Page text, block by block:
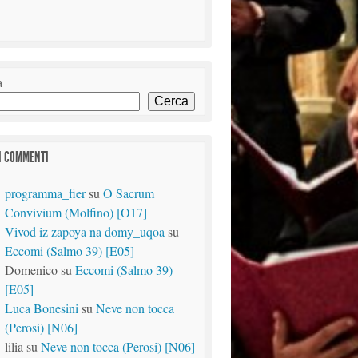
Cerca
programma_fiersuO Sacrum
Convivium (Molfino) [O17]
Vivod iz zapoya na domy_uqoa su
Eccomi (Salmo 39) [E05]
DomenicosuEccomi (Salmo 39)
[E05]
Luca Bonesini suNeve non tocca
(Perosi) [N06]
lilia suNeve non tocca (Perosi) [N06]